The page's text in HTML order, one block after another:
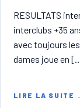
RESULTATS
interclubs +35
avec toujours
dames joue en
LIRE LA SUITE